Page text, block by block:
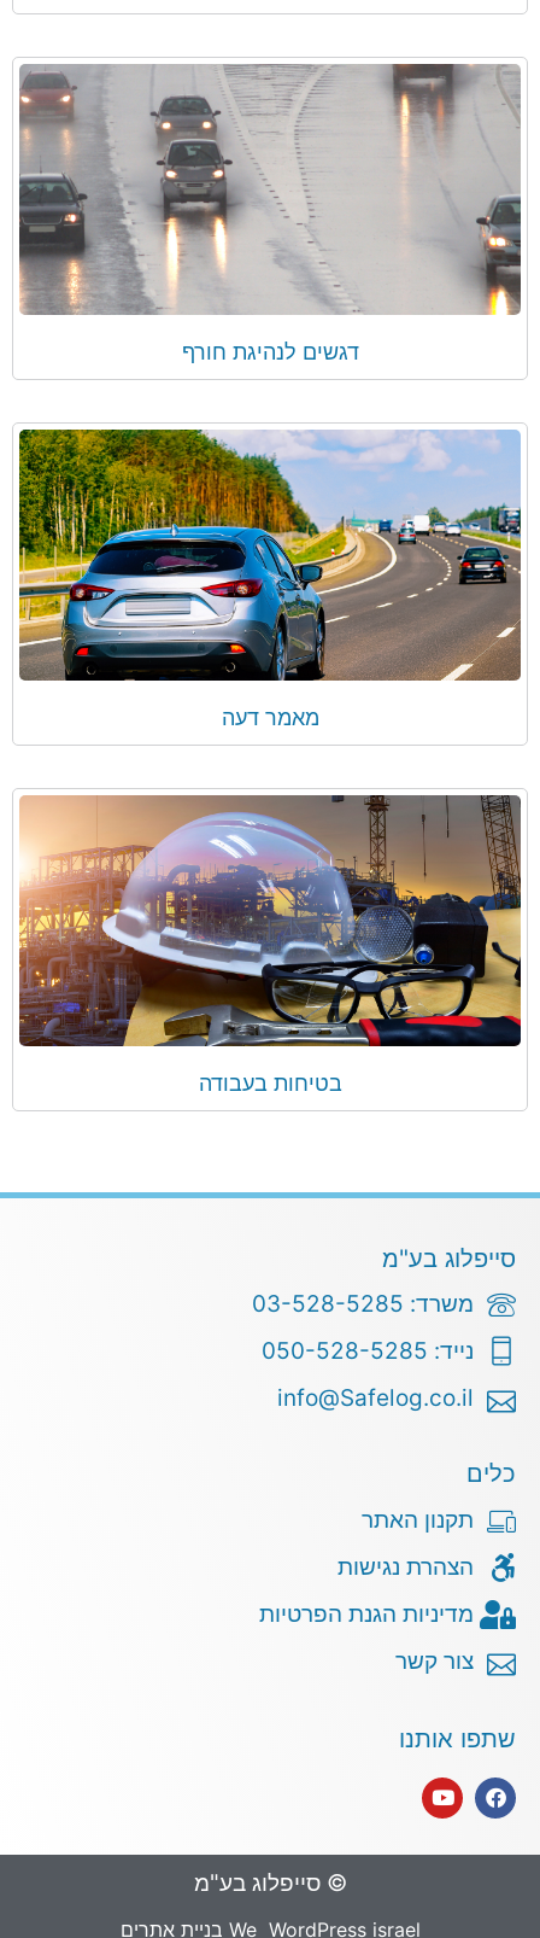
דגשים לנהיגת חורף
מאמר דעה
בטיחות בעבודה
סייפלוג בע"מ
משרד: 03-528-5285
נייד: 050-528-5285
info@Safelog.co.il
כלים
תקנון האתר
הצהרת נגישות
מדיניות הגנת הפרטיות
צור קשר
שתפו אותנו
© סייפלוג בע"מ
We WordPress israel בניית אתרים